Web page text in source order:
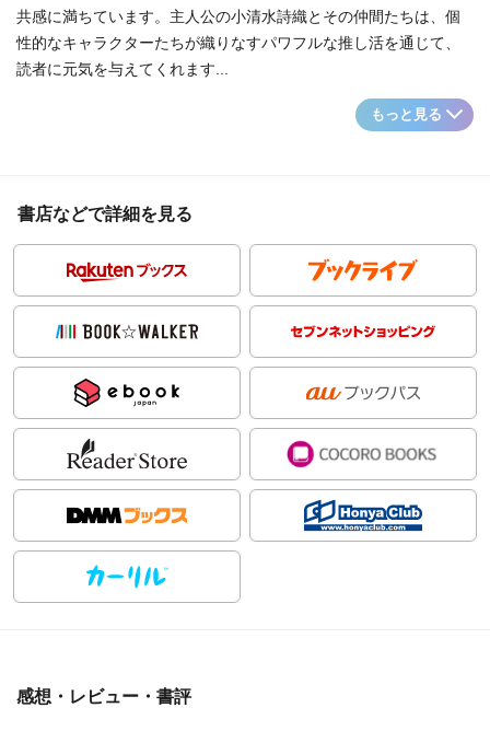
共感に満ちています。主人公の小清水詩織とその仲間たちは、個
性的なキャラクターたちが織りなすパワフルな推し活を通じて、
読者に元気を与えてくれます...
もっと見る
書店などで詳細を見る
感想・レビュー・書評